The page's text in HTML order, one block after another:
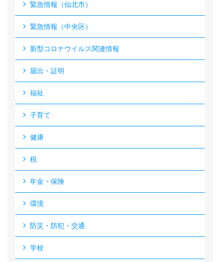
緊急情報（仙北市）
緊急情報（中央区）
新型コロナウイルス関連情報
届出・証明
福祉
子育て
健康
税
年金・保険
環境
防災・防犯・交通
学校